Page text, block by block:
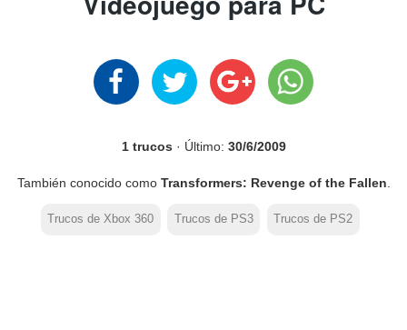
1 trucos · Último: 30/6/2009
También conocido como Transformers: Revenge of the Fallen
Trucos de Xbox 360 Trucos de PS3 Trucos de PS2